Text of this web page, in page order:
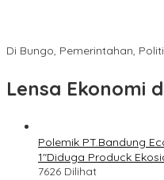
Di Bungo, Pemerintahan,
Lensa Ekonomi
Polemik PT.Bandung
1″Diduga Produck
7626 Dilihat